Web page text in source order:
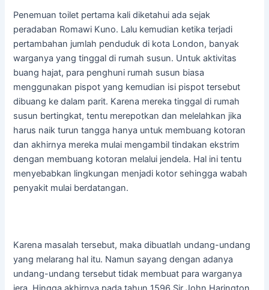
Penemuan toilet pertama kali diketahui ada sejak
peradaban Romawi Kuno. Lalu kemudian ketika terjadi
pertambahan jumlah penduduk di kota London, banyak
warganya yang tinggal di rumah susun. Untuk aktivitas
buang hajat, para penghuni rumah susun biasa
menggunakan pispot yang kemudian isi pispot tersebut
dibuang ke dalam parit. Karena mereka tinggal di rumah
susun bertingkat, tentu merepotkan dan melelahkan jika
harus naik turun tangga hanya untuk membuang kotoran
dan akhirnya mereka mulai mengambil tindakan ekstrim
dengan membuang kotoran melalui jendela. Hal ini tentu
menyebabkan lingkungan menjadi kotor sehingga wabah
penyakit mulai berdatangan.
Karena masalah tersebut, maka dibuatlah undang-undang
yang melarang hal itu. Namun sayang dengan adanya
undang-undang tersebut tidak membuat para warganya